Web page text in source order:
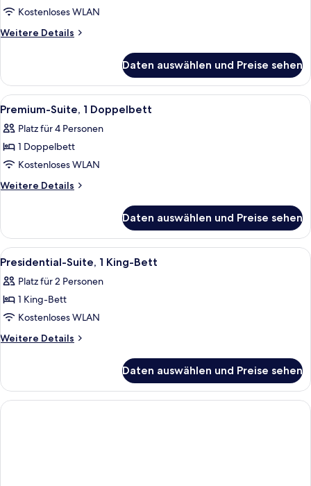
Zimmer,
2 Einzelbetten
Kostenloses WLAN
Weitere Details
Weitere
Zimmer,
2 Einzelbetten
Daten auswählen und Preise sehen
Alle
Fotos
für
Premium-
Suite,
1
Ein modernes Hotelzimmer mit
8
Premium-Suite, 1 Doppelbett
Platz für 4 Personen
1 Doppelbett
Kostenloses WLAN
Weitere Details
Weitere
Suite,
Doppelbett
Daten auswählen und Preise sehen
Alle
Fotos
für
Presidential-
Suite,
1 King-
Ein modernes Wohnzimmer mit
13
Presidential-Suite, 1 King-Bett
Platz für 2 Personen
1 King-Bett
Kostenloses WLAN
Weitere Details
Weitere
Suite,
1 King-
Bett
Daten auswählen und Preise sehen